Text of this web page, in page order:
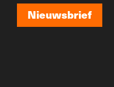
Nieuwsbrief